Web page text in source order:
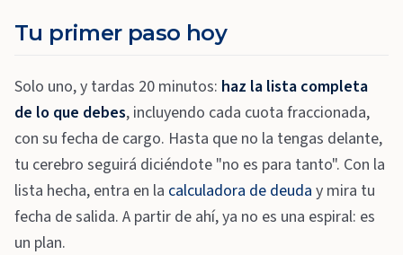
Tu primer paso hoy
Solo uno, y tardas 20 minutos: haz la lista completa
de lo que debes, incluyendo cada cuota fraccionada,
con su fecha de cargo. Hasta que no la tengas delante,
tu cerebro seguirá diciéndote "no es para tanto". Con la
lista hecha, entra en la calculadora de deuda y mira tu
fecha de salida. A partir de ahí, ya no es una espiral: es
un plan.